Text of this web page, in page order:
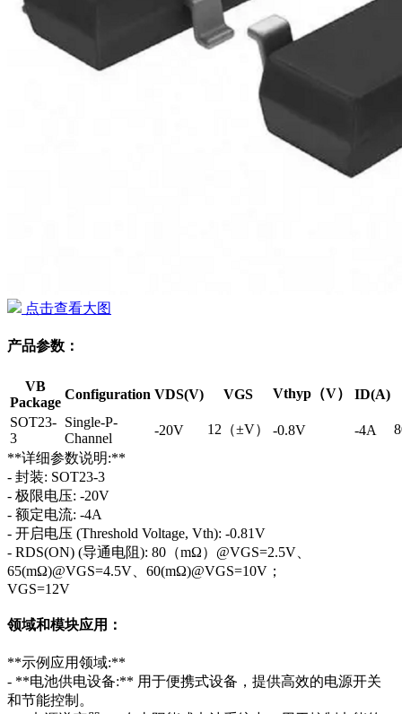
点击查看大图
产品参数：
VB
Package
Configuration VDS(V) VGS Vthyp（V）
ID(A)
SOT23-
3
Single-P-
Channel
-20V 12（±V） -0.8V -4A
**详细参数说明:**
- 封装: SOT23-3
- 极限电压: -20V
- 额定电流: -4A
- 开启电压 (Threshold Voltage, Vth): -0.81V
- RDS(ON) (导通电阻): 80（mΩ）@VGS=2.5V、
65(mΩ)@VGS=4.5V、60(mΩ)@VGS=10V；
VGS=12V
领域和模块应用：
**示例应用领域:**
- **电池供电设备:** 用于便携式设备，提供高效的电源开关
和节能控制。